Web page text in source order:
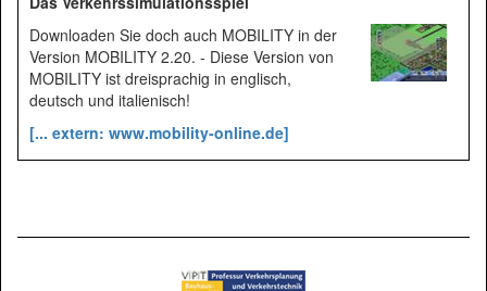
Downloaden Sie doch auch MOBILITY in der
Version MOBILITY 2.20. - Diese Version von
MOBILITY ist dreisprachig in englisch,
deutsch und italienisch!
[... extern: www.mobility-online.de]